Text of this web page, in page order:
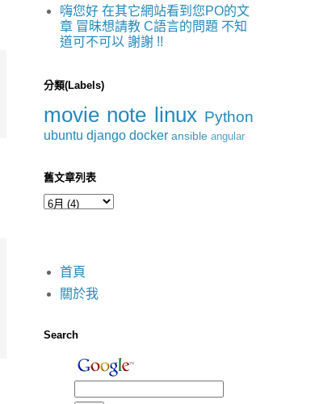
嗨您好 在其它網站看到您PO的文
章 冒昧想請教 C語言的問題 不知
道可不可以 謝謝 !!
分類(Labels)
movie note linux Python
ubuntu django docker ansible angular
舊文章列表
首頁
關於我
Search